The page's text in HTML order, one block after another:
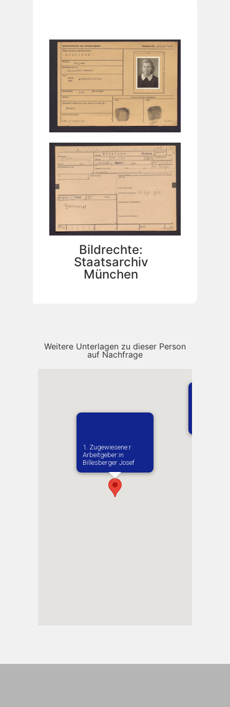
Bildrechte:
Staatsarchiv
München
Weitere Unterlagen zu dieser Person
auf Nachfrage
1. Zugewiesene:r
Arbeitgeber:in​
Billesberger Josef